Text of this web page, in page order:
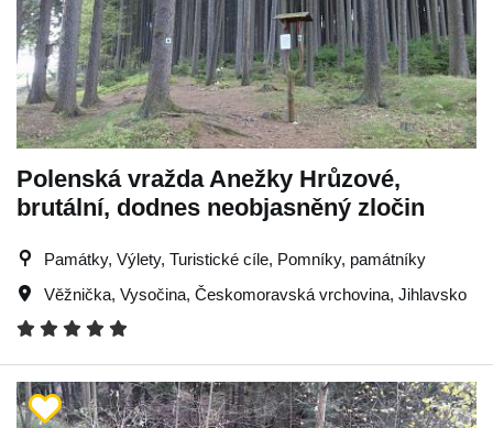
Polenská vražda Anežky Hrůzové,
brutální, dodnes neobjasněný zločin
Památky, Výlety, Turistické cíle, Pomníky, památníky
Věžnička, Vysočina, Českomoravská vrchovina, Jihlavsko